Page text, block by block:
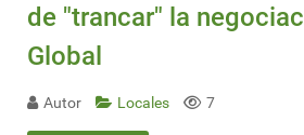
de "trancar" la
Global
Autor Locales 7